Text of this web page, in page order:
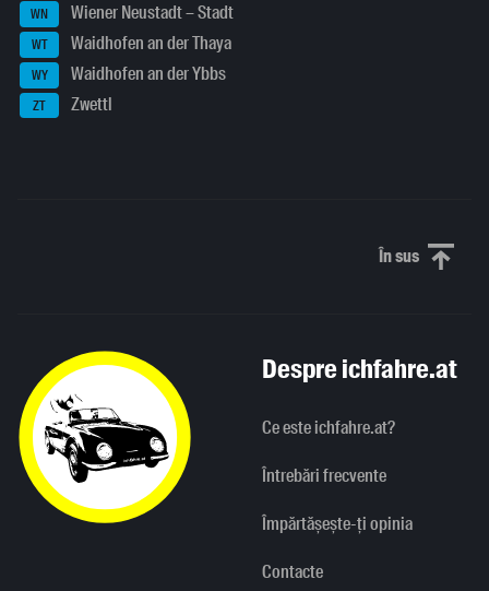
WN Wiener Neustadt – Stadt
WT Waidhofen an der Thaya
WY Waidhofen an der Ybbs
ZT Zwettl
În susDerulați
Despre ichfahre.at
Ce este ichfahre.at?
Întrebări frecvente
Împărtășește-ți opinia
Contacte